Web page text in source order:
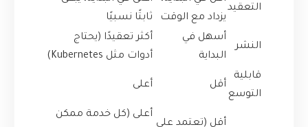
التعقيد
يزداد مع الوقت
ثابتًا نسبيًا
النشر
أسهل في
البداية
أكثر تعقيدًا (يحتاج
أدوات مثل Kubernetes)
قابلية
التوسع
أقل أعلى
أقل (تعتمد على
أعلى (كل خدمة ممكن